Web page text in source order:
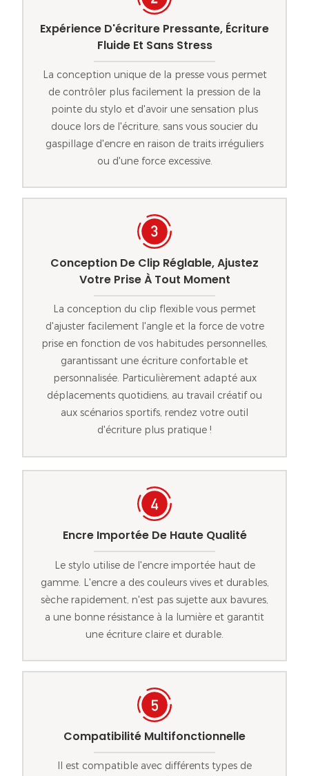
Expérience D'écriture Pressante, Écriture
Fluide Et Sans Stress
La conception unique de la presse vous permet
de contrôler plus facilement la pression de la
pointe du stylo et d'avoir une sensation plus
douce lors de l'écriture, sans vous soucier du
gaspillage d'encre en raison de traits irréguliers
ou d'une force excessive.
Conception De Clip Réglable, Ajustez
Votre Prise À Tout Moment
La conception du clip flexible vous permet
d'ajuster facilement l'angle et la force de votre
prise en fonction de vos habitudes personnelles,
garantissant une écriture confortable et
personnalisée. Particulièrement adapté aux
déplacements quotidiens, au travail créatif ou
aux scénarios sportifs, rendez votre outil
d'écriture plus pratique !
Encre Importée De Haute Qualité
Le stylo utilise de l'encre importée haut de
gamme. L'encre a des couleurs vives et durables,
sèche rapidement, n'est pas sujette aux bavures,
a une bonne résistance à la lumière et garantit
une écriture claire et durable.
Compatibilité Multifonctionnelle
Il est compatible avec différents types de